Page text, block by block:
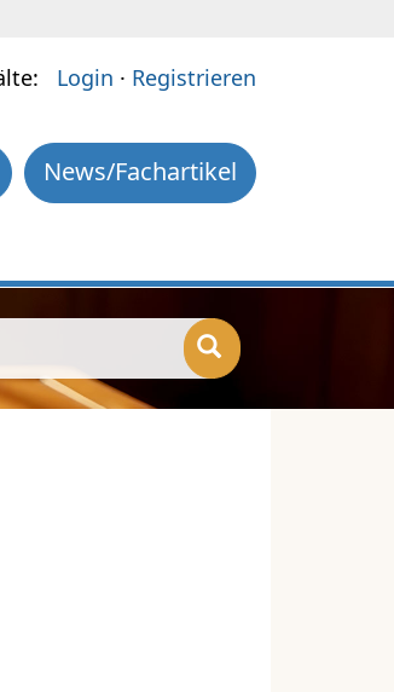
Login · Registrieren
News/Fachartikel